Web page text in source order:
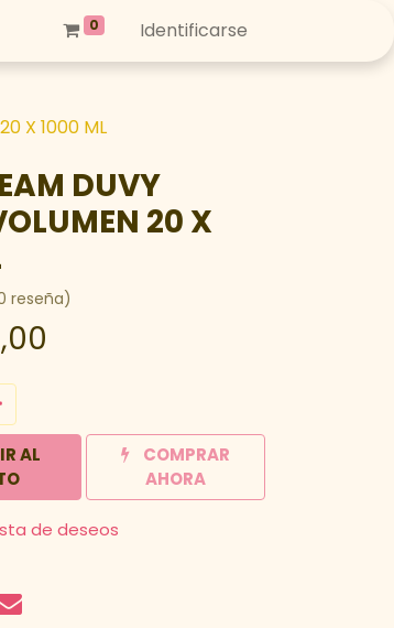
0 Identificarse
X 1000 ML
DUVY
20 X
reseña)
AL
COMPRAR
AHORA
de deseos